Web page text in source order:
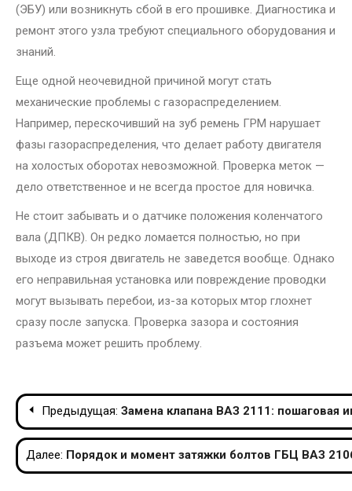
(ЭБУ) или возникнуть сбой в его прошивке. Диагностика и
ремонт этого узла требуют специального оборудования и
знаний.
Еще одной неочевидной причиной могут стать
механические проблемы с газораспределением.
Например, перескочивший на зуб ремень ГРМ нарушает
фазы газораспределения, что делает работу двигателя
на холостых оборотах невозможной. Проверка меток —
дело ответственное и не всегда простое для новичка.
Не стоит забывать и о датчике положения коленчатого
вала (ДПКВ). Он редко ломается полностью, но при
выходе из строя двигатель не заведется вообще. Однако
его неправильная установка или повреждение проводки
могут вызывать перебои, из-за которых мтор глохнет
сразу после запуска. Проверка зазора и состояния
разъема может решить проблему.
Навигация
по
записям
Предыдущая: Замена клапана ВАЗ 2111: пошаговая
Далее: Порядок и момент затяжки болтов ГБЦ ВАЗ